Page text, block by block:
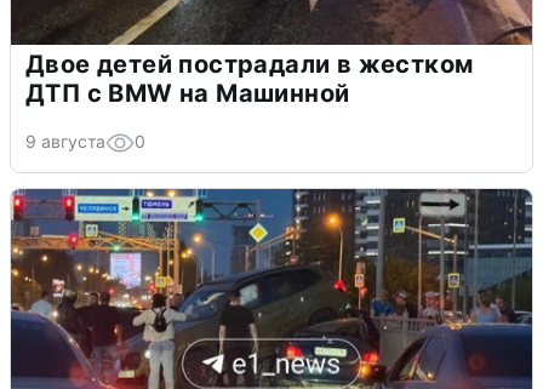
Двое детей пострадали в жестком
ДТП с BMW на Машинной
9 августа 0